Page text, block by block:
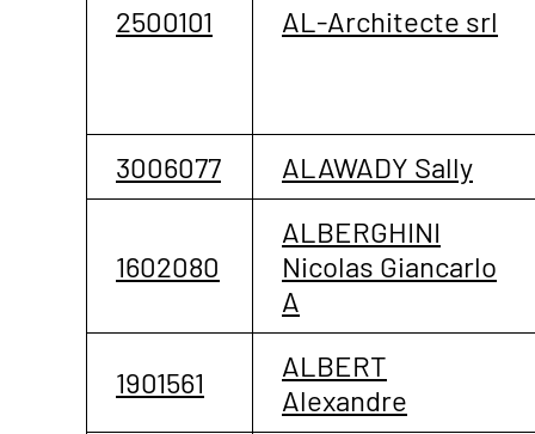
2500101 AL-Architecte srl
3006077 ALAWADY Sally
1602080
ALBERGHINI
Nicolas Giancarlo
A
1901561
ALBERT
Alexandre